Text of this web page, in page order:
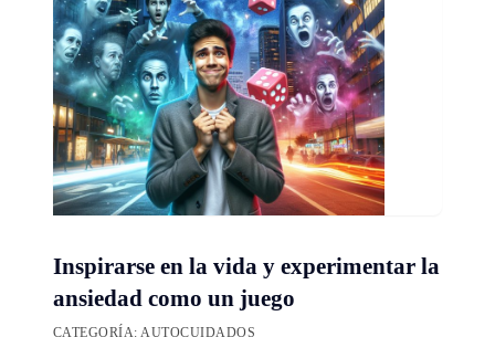
Inspirarse en la vida y experimentar la
ansiedad como un juego
CATEGORÍA:AUTOCUIDADOS